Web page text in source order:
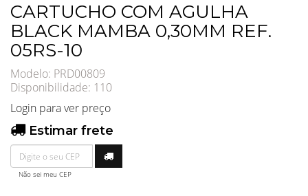
CARTUCHO COM AGULHA
BLACK MAMBA 0,30MM REF.
05RS-10
Modelo: PRD00809
Disponibilidade: 110
Login para ver preço
Estimar frete
Não sei meu CEP